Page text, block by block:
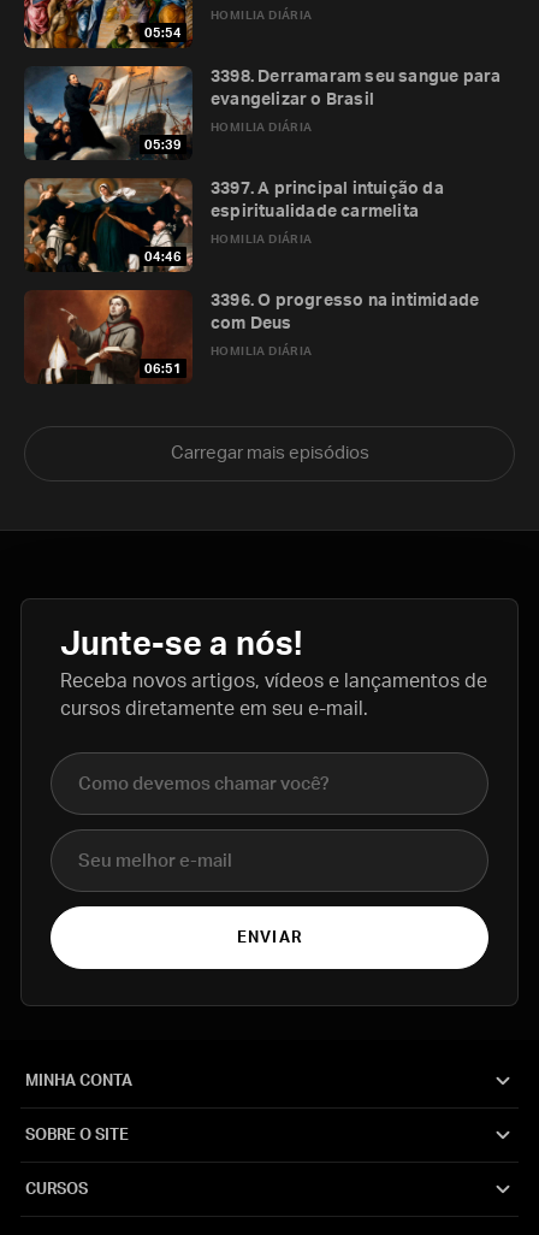
05:54
HOMILIA DIÁRIA
05:39
HOMILIA DIÁRIA
3398. Derramaram seu sangue para
evangelizar o Brasil
04:46
HOMILIA DIÁRIA
3397. A principal intuição da
espiritualidade carmelita
06:51
HOMILIA DIÁRIA
3396. O progresso na intimidade
com Deus
Carregar mais episódios
Junte-se a nós!
Receba novos artigos, vídeos e lançamentos de
cursos diretamente em seu e-mail.
Nome completo
E-mail
ENVIAR
MINHA CONTA
SOBRE O SITE
CURSOS